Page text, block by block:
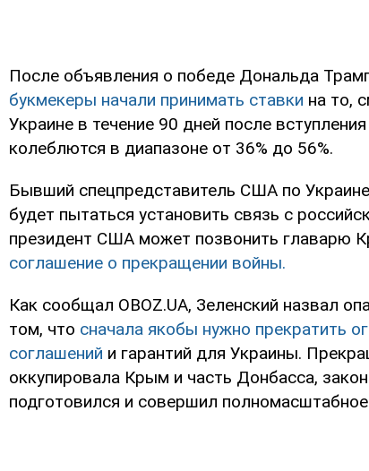
После объявления о победе Дональда
букмекеры начали принимать ставки на то,
Украине в течение 90 дней после
колеблются в диапазоне от 36% до 56%.
Бывший спецпредставитель США по
будет пытаться установить связь с
президент США может позвонить главарю
соглашение о прекращении войны.
Как сообщал OBOZ.UA, Зеленский назвал
том, что сначала якобы нужно прекратить
соглашений и гарантий для Украины.
оккупировала Крым и часть Донбасса,
подготовился и совершил